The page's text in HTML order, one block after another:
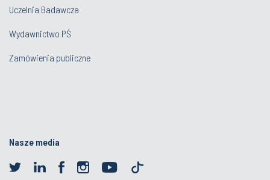
Uczelnia Badawcza
Wydawnictwo PŚ
Zamówienia publiczne
Nasze media